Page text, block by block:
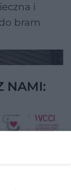
i
bram
NAMI: